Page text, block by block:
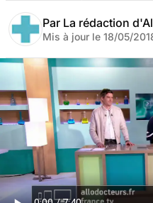
Par La rédaction
Mis à jour le 18/05/